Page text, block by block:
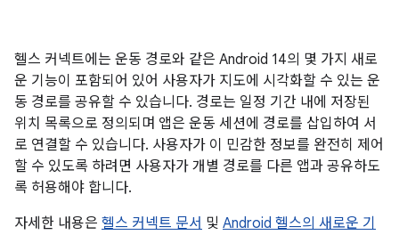
헬스 커넥트에는 운동 경로와 같은 Android 14의 몇 가지 새로
운 기능이 포함되어 있어 사용자가 지도에 시각화할 수 있는 운
동 경로를 공유할 수 있습니다. 경로는 일정 기간 내에 저장된
위치 목록으로 정의되며 앱은 운동 세션에 경로를 삽입하여 서
로 연결할 수 있습니다. 사용자가 이 민감한 정보를 완전히 제어
할 수 있도록 하려면 사용자가 개별 경로를 다른 앱과 공유하도
록 허용해야 합니다.
자세한 내용은 헬스 커넥트 문서 및 Android 헬스의 새로운 기